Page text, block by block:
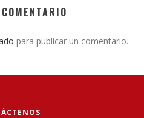
para publicar un comentario.